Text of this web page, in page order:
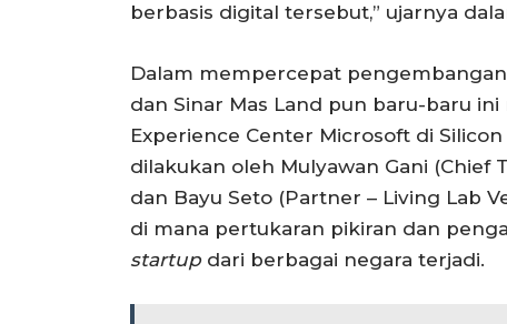
berbasis digital tersebut,” ujarnya
Dalam mempercepat pengembangan
dan Sinar Mas Land pun baru-baru
Experience Center Microsoft di
dilakukan oleh Mulyawan Gani (Chief
dan Bayu Seto (Partner – Living Lab
di mana pertukaran pikiran dan
startup dari berbagai negara terjadi.